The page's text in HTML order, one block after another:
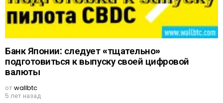
Банк Японии: следует «тщательно»
подготовиться к выпуску своей цифровой
валюты
отwallbtc
5 лет назад